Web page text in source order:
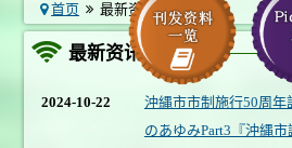
首页 最新资讯一览
最新资讯一览
2024-10-22
沖縄市市制施行50周
のあゆみPart3『沖縄